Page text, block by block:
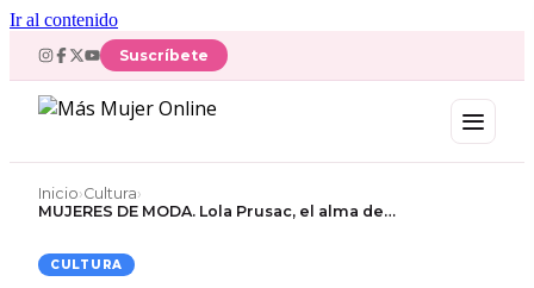
Ir al contenido
Suscríbete
Inicio›Cultura›
MUJERES DE MODA. Lola Prusac, el alma de…
CULTURA